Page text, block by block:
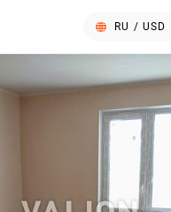
RU / USD